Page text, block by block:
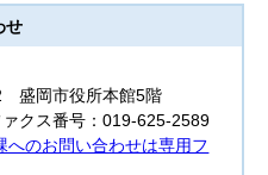
せ
盛岡市役所本館5階
クス番号：019-625-2589
のお問い合わせは専用フ